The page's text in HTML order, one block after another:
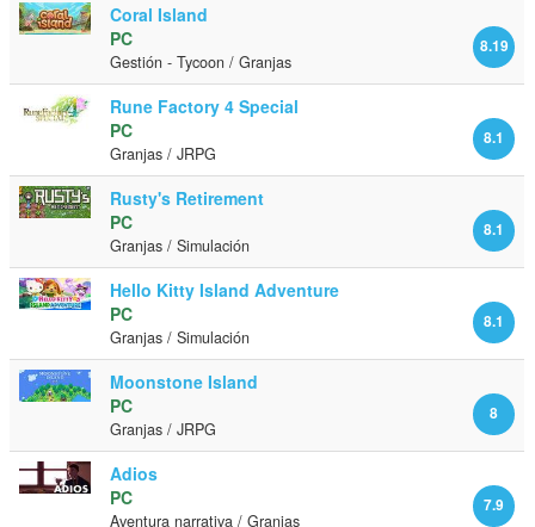
Coral Island
8.19
PC
Gestión - Tycoon / Granjas
Rune Factory 4 Special
8.1
PC
Granjas / JRPG
Rusty's Retirement
8.1
PC
Granjas / Simulación
Hello Kitty Island Adventure
8.1
PC
Granjas / Simulación
Moonstone Island
8
PC
Granjas / JRPG
Adios
7.9
PC
Aventura narrativa / Granjas